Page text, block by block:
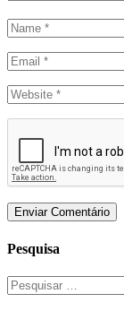
Pesquisa
Pesquisar
por: